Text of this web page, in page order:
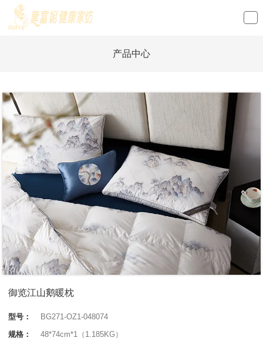
loading
产品中心
御览江山鹅暖枕
型号：
BG271-OZ1-048074
规格：
48*74cm*1（1.185KG）